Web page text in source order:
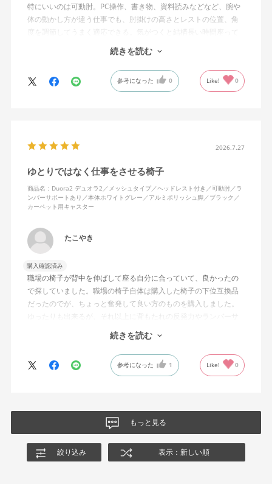
特にいいのは可動肘。PC操作、書き物、資料読みなどなど、腕や
体の動かし方が違う仕事でも、肘掛けの高さとレストの位置、角
度を調節してうまく適応できる。気がつくと結構長い時間座って
ランバーサポートは思ったよりやさしいサポート。従来使ってい
た骨盤サポートチェアよりも支える感じは緩やかだが、姿勢の崩
の夏の暑さを考えてメッシュを選んで正解。暑気が上がる2階の仕
ープグリーンも爽やかさを感じさせてGOOD。
シンプルで機能性の高いバランスのとれたチェア。背面とヘッド
レストにもたれかかるような使い方はまだあまりしていないが、
続きを読む
参考になった 0 Like! 0
2026.7.27
ゆとりではなく仕事をさせる椅子
商品名：Duora2 デュオラ2／メッシュタイプ／ヘッドレスト付き／可動肘／ラ
ンバーサポートあり／本体ホワイトグレー／アルミポリッシュ脚／ブラック／
カーペット用キャスター
たこやき
購入確認済み
職場の椅子が背中を伸ばして座る自分に合っていて、良かったの
で探していました。職場の椅子自体は購入した椅子の下位互換品
だったのでが、ちょっと奮発して良い方のものを購入しました。
ゆったりも出来るが、それ以上に背もたれの反発力やランバーサ
ポートを突き出したり出来るので、モニターに向かわす方にも力
が入っていて仕事をするにはすごく良い椅子でした。
続きを読む
参考になった 1 Like! 0
もっと見る
絞り込み 表示：新しい順